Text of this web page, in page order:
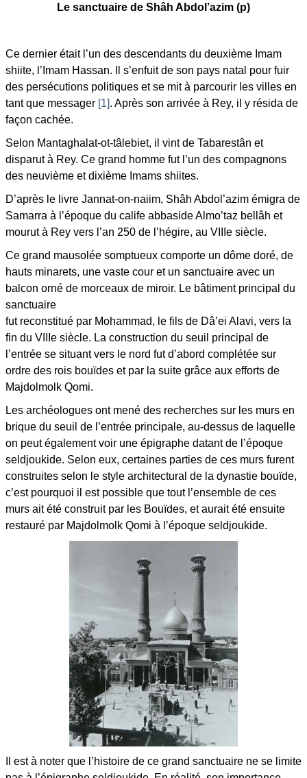
Le sanctuaire de Shâh Abdol’azim (p)
Ce dernier était l’un des descendants du deuxième Imam
shiite, l’Imam Hassan. Il s’enfuit de son pays natal pour fuir
des persécutions politiques et se mit à parcourir les villes en
tant que messager [1]. Après son arrivée à Rey, il y résida de
façon cachée.
Selon Mantaghalat-ot-tâlebiet, il vint de Tabarestân et
disparut à Rey. Ce grand homme fut l’un des compagnons
des neuvième et dixième Imams shiites.
D’après le livre Jannat-on-naiim, Shâh Abdol’azim émigra de
Samarra à l’époque du calife abbaside Almo’taz bellâh et
mourut à Rey vers l’an 250 de l’hégire, au VIIIe siècle.
Ce grand mausolée somptueux comporte un dôme doré, de
hauts minarets, une vaste cour et un sanctuaire avec un
balcon orné de morceaux de miroir. Le bâtiment principal du
sanctuaire
fut reconstitué par Mohammad, le fils de Dâ’ei Alavi, vers la
fin du VIIIe siècle. La construction du seuil principal de
l’entrée se situant vers le nord fut d’abord complétée sur
ordre des rois bouïdes et par la suite grâce aux efforts de
Majdolmolk Qomi.
Les archéologues ont mené des recherches sur les murs en
brique du seuil de l’entrée principale, au-dessus de laquelle
on peut également voir une épigraphe datant de l’époque
seldjoukide. Selon eux, certaines parties de ces murs furent
construites selon le style architectural de la dynastie bouïde,
c’est pourquoi il est possible que tout l’ensemble de ces
murs ait été construit par les Bouïdes, et aurait été ensuite
restauré par Majdolmolk Qomi à l’époque seldjoukide.
Il est à noter que l’histoire de ce grand sanctuaire ne se limite